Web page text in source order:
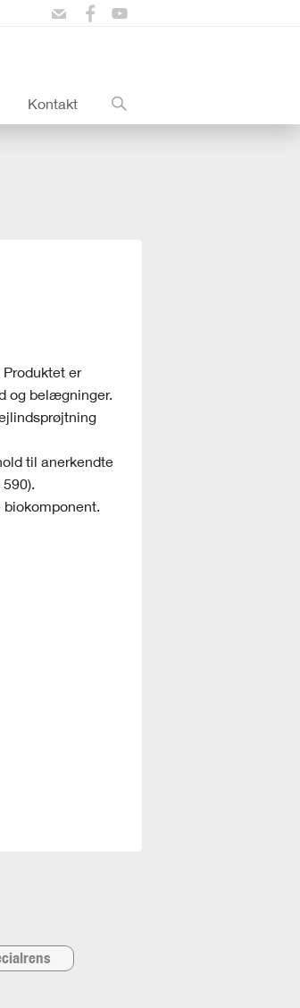
Kontakt
er
og belægninger.
til anerkendte